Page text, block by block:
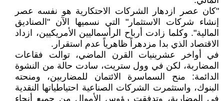
"كان عصر ازدهار الشركات الاحتكارية هو نفسه عصر
إنشاء شركات الاستثمار" التي نسميها الآن "الصناديق
المالية". وكلما زادت أرباح الرأسماليين الأمريكيين، ازداد
الاقتصاد الذي بدا مزدهراً ظاهرياً عدم استقرار.
في أواخر عشرينيات القرن الماضي، توالت فقاعات
المضاربة، لكن في وول ستريت، سادت حالة من النشوة
الدائمة: منح السماسرة الائتمان للمضاربين، ومنحته
البنوك، واستثمرت الشركات الصناعية احتياطياتها النقدية
في المضاربة، وتدفقت رؤوس الأموال من جميع أنحاء